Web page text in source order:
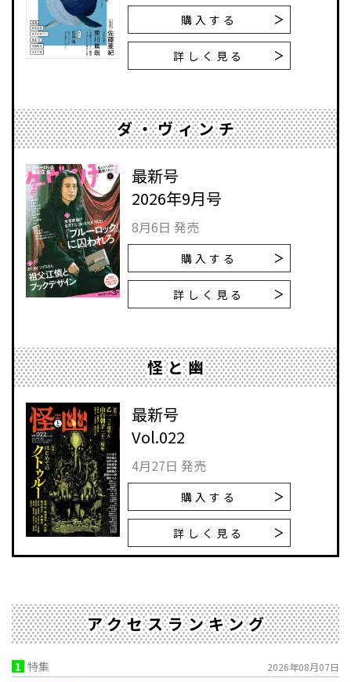
購入する
詳しく見る
ダ・ヴィンチ
最新号
2026年9月号
8月6日 発売
購入する
詳しく見る
怪と幽
最新号
Vol.022
4月27日 発売
購入する
詳しく見る
アクセスランキング
1 特集 2026年08月07日